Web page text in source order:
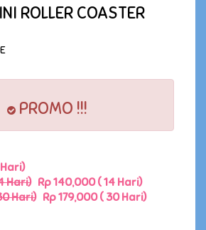
ROLLER COASTER
PROMO !!!
Hari) Rp 140,000 ( 14 Hari)
Hari) Rp 179,000 ( 30 Hari)